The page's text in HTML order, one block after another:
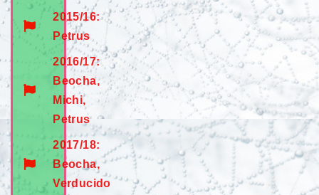
2015/16:
Petrus
2016/17:
Beocha,
Michi,
Petrus
2017/18:
Beocha,
Verducido